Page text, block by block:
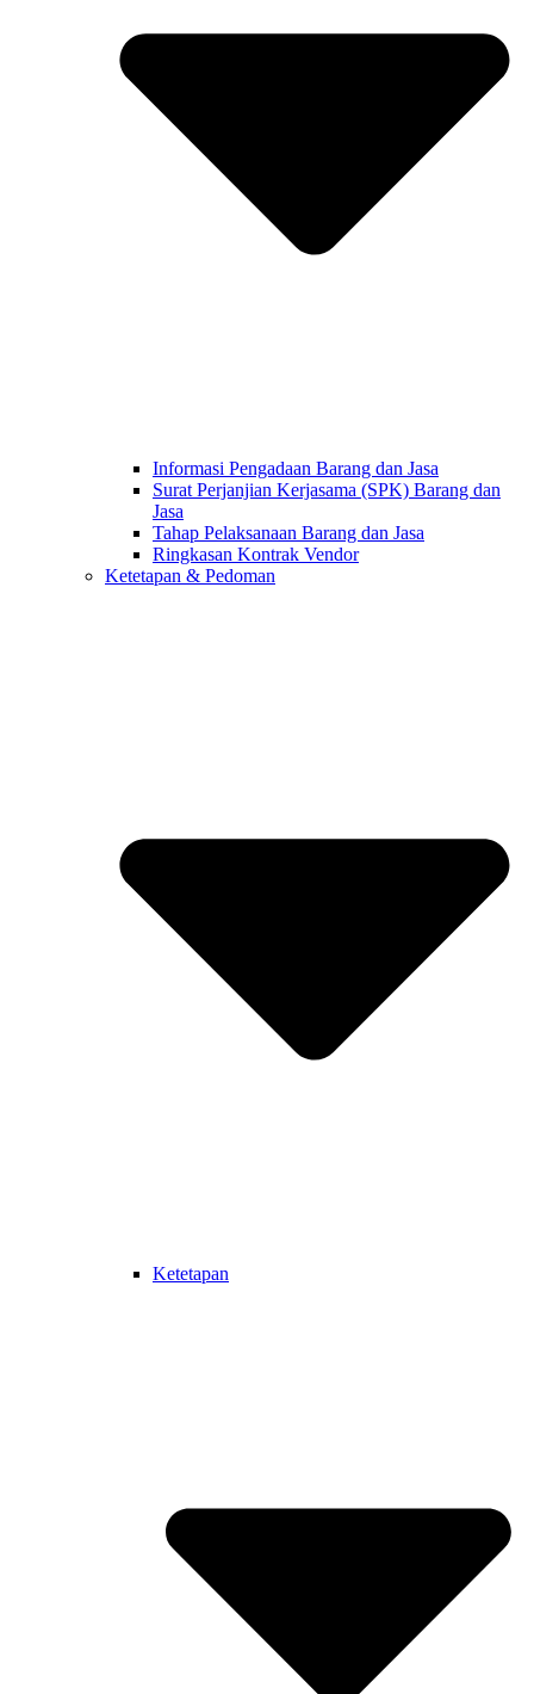
Informasi Pengadaan Barang dan Jasa
Surat Perjanjian Kerjasama (SPK) Barang dan
Jasa
Tahap Pelaksanaan Barang dan Jasa
Ringkasan Kontrak Vendor
Ketetapan & Pedoman
Ketetapan